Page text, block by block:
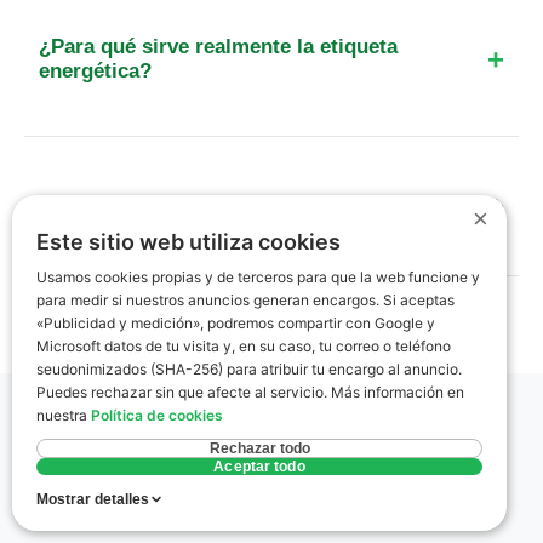
puede acarrear sanciones tanto para el técnico
¿Para qué sirve realmente la etiqueta
energética?
recomendaciones técnicas personalizadas para
reducir las facturas de luz y calefacción.
posible, la referencia catastral del inmueble (que
puedes encontrar en el recibo del IBI o en la
escritura). El técnico se encarga del resto de la
documentación técnica.
Glosario rápido
×
Este sitio web utiliza cookies
Usamos cookies propias y de terceros para que la web funcione y
para medir si nuestros anuncios generan encargos. Si aceptas
«Publicidad y medición», podremos compartir con Google y
Microsoft datos de tu visita y, en su caso, tu correo o teléfono
seudonimizados (SHA-256) para atribuir tu encargo al anuncio.
Puedes rechazar sin que afecte al servicio. Más información en
nuestra Política de cookies
Rechazar todo
Aceptar todo
Mostrar detalles